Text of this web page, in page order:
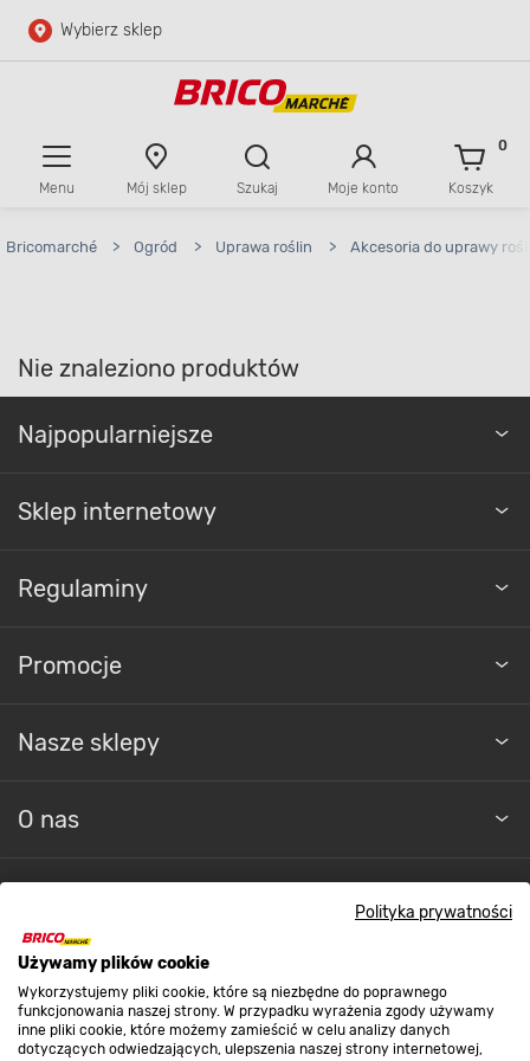
Polityka prywatności
Używamy plików cookie
Wykorzystujemy pliki cookie, które są niezbędne do poprawnego
funkcjonowania naszej strony. W przypadku wyrażenia zgody używamy
inne pliki cookie, które możemy zamieścić w celu analizy danych
dotyczących odwiedzających, ulepszenia naszej strony internetowej,
Przejdź do głównej zawartości
Wybierz sklep
Menu Mój sklep Szukaj Moje konto Koszyk
0
Bricomarché > Ogród > Uprawa roślin > Akcesoria do uprawy
Nie znaleziono produktów
Najpopularniejsze
Sklep internetowy
Regulaminy
Promocje
Nasze sklepy
O nas
Strefa biznesu